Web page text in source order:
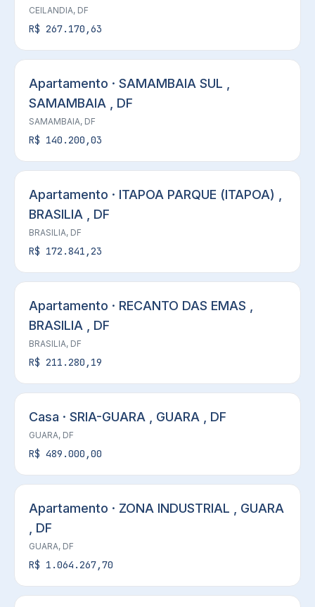
CEILANDIA, DF
R$ 267.170,63
Apartamento · SAMAMBAIA SUL ,
SAMAMBAIA , DF
SAMAMBAIA, DF
R$ 140.200,03
Apartamento · ITAPOA PARQUE (ITAPOA) ,
BRASILIA , DF
BRASILIA, DF
R$ 172.841,23
Apartamento · RECANTO DAS EMAS ,
BRASILIA , DF
BRASILIA, DF
R$ 211.280,19
Casa · SRIA-GUARA , GUARA , DF
GUARA, DF
R$ 489.000,00
Apartamento · ZONA INDUSTRIAL , GUARA
, DF
GUARA, DF
R$ 1.064.267,70